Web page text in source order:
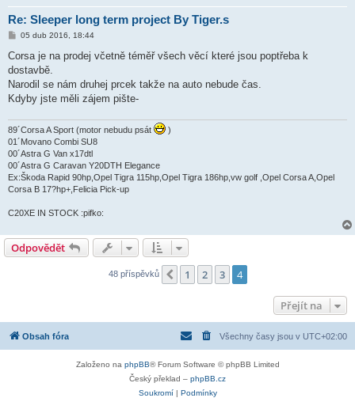
Re: Sleeper long term project By Tiger.s
P
í
p
ě
e
05 dub 2016, 18:44
Corsa je na prodej včetně téměř všech věcí které jsou poptřeba k
dostavbě.
Narodil se nám druhej prcek takže na auto nebude čas.
Kdyby jste měli zájem pište-
89´Corsa A Sport (motor nebudu psát
)
01´Movano Combi SU8
00´Astra G Van x17dtl
00´Astra G Caravan Y20DTH Elegance
Ex:Škoda Rapid 90hp,Opel Tigra 115hp,Opel Tigra 186hp,vw golf ,Opel Corsa A,Opel
Corsa B 17?hp+,Felicia Pick-up
C20XE IN STOCK :pifko:
Odpovědět
48 příspěvků Předchozí
1 2 3 4
Přejít na
Obsah fóra Všechny časy jsou v UTC+02:00
Založeno na phpBB® Forum Software © phpBB Limited
Český překlad – phpBB.cz
Soukromí| Podmínky